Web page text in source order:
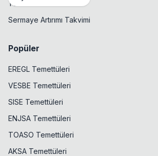
Temettü Takvimi
Sermaye Artırımı Takvimi
Popüler
EREGL Temettüleri
VESBE Temettüleri
SISE Temettüleri
ENJSA Temettüleri
TOASO Temettüleri
AKSA Temettüleri